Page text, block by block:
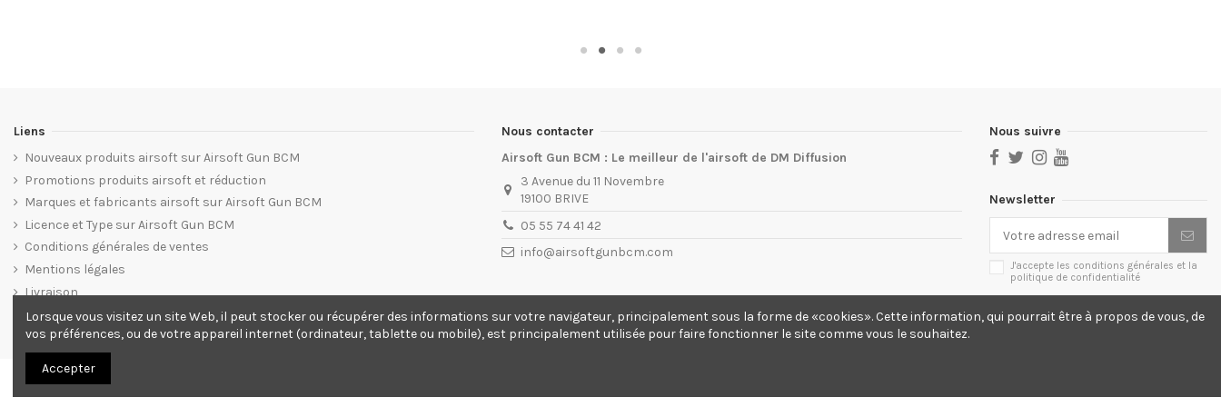
Liens
Nouveaux produits airsoft sur Airsoft Gun BCM
Promotions produits airsoft et réduction
Marques et fabricants airsoft sur Airsoft Gun BCM
Licence et Type sur Airsoft Gun BCM
Conditions générales de ventes
Mentions légales
Livraison
Plan du site web Airsoft Gun BCM
Nous contacter
Airsoft Gun BCM : Le meilleur de l'airsoft de DM Diffusion
3 Avenue du 11 Novembre
19100 BRIVE
05 55 74 41 42
info@airsoftgunbcm.com
Nous suivre
Newsletter
J'accepte les conditions générales et la
politique de confidentialité
© 2012. Tous droits réservés.
Lorsque vous visitez un site Web, il peut stocker ou récupérer des informations sur votre navigateur, principalement sous la forme de «cookies». Cette information, qui pourrait être à propos de vous, de
vos préférences, ou de votre appareil internet (ordinateur, tablette ou mobile), est principalement utilisée pour faire fonctionner le site comme vous le souhaitez.
Accepter